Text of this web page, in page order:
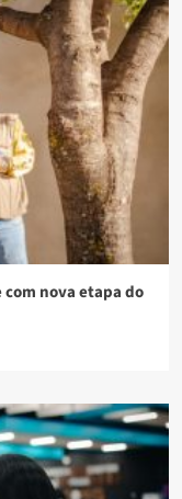
nova etapa do